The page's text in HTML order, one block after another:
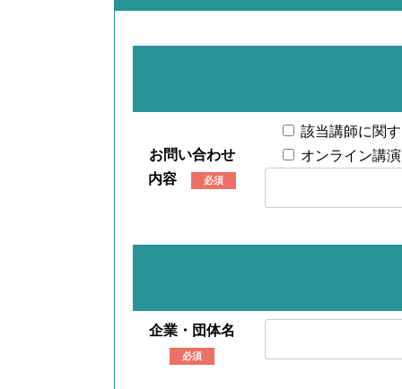
お問い合わせ
内容
必須
該当講師に関
オンライン講
企業・団体名
必須